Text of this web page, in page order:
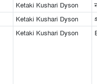
Ketaki Kushari Dyson
Ketaki Kushari Dyson
Ketaki Kushari Dyson